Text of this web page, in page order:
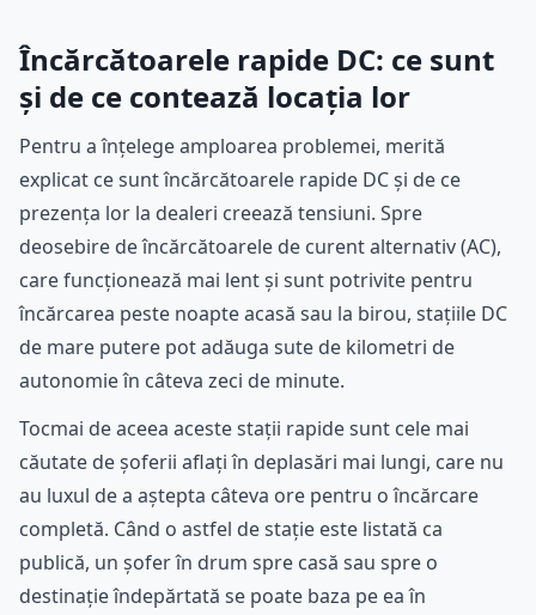
Încărcătoarele rapide DC: ce sunt
și de ce contează locația lor
Pentru a înțelege amploarea problemei, merită
explicat ce sunt încărcătoarele rapide DC și de ce
prezența lor la dealeri creează tensiuni. Spre
deosebire de încărcătoarele de curent alternativ (AC),
care funcționează mai lent și sunt potrivite pentru
încărcarea peste noapte acasă sau la birou, stațiile DC
de mare putere pot adăuga sute de kilometri de
autonomie în câteva zeci de minute.
Tocmai de aceea aceste stații rapide sunt cele mai
căutate de șoferii aflați în deplasări mai lungi, care nu
au luxul de a aștepta câteva ore pentru o încărcare
completă. Când o astfel de stație este listată ca
publică, un șofer în drum spre casă sau spre o
destinație îndepărtată se poate baza pe ea în